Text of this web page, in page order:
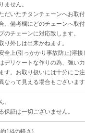
せん。
だいたチタンチェーンへお取
、備考欄にどのチェーンへ取
チェーンに対応致します。
り外しは出来かねます。
全上(引っかかり事故防止)溶接
デリケートな作りの為、強い
す。お取り扱いには十分にご
なって見える場合もございま
。
証は一切ございません。
1/4の軽さ)